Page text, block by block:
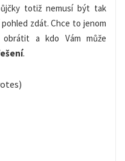
totiž nemusí být tak
zdát. Chce to jenom
a kdo Vám může
.